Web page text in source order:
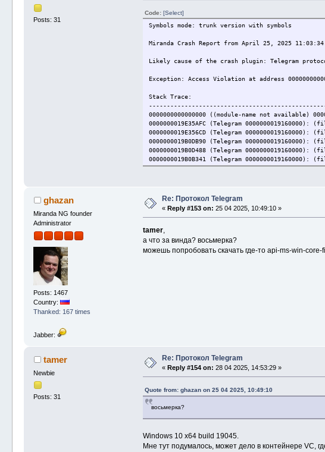
Posts: 31
Code: [Select]
Symbols mode: trunk version with symbols
Miranda Crash Report from April 25, 2025
Likely cause of the crash plugin: Telegram
Exception: Access Violation at address
Stack Trace:
0000000000000000 ((module-name not available)
0000000019E35AFC (Telegram
0000000019E356CD (Telegram
0000000019B0DB90 (Telegram
0000000019B0D488 (Telegram
0000000019B0B341 (Telegram
0000000019B0B2F6 (Telegram
0000000019E44045 (Telegram
0000000019E435A6 (Telegram
0000000019E44E05 (Telegram
0000000019E45160 (Telegram
0000000019E45564 (Telegram
0000000019E41A95 (Telegram
0000000019E41C1A (Telegram
Language pack: No language pack installed
Service Mode: No
SRMM Log Viewer: NewStory
ghazan
Miranda NG founder
Administrator
Posts: 1467
Country:
Thanked: 167 times
Jabber:
Re: Протокол Telegram
«Reply #153 on: 25 04 2025, 10:49:10 »
tamer,
а что за винда? восьмерка?
можешь попробовать скачать где-то api-ms-win-
tamer
Newbie
Posts: 31
Re: Протокол Telegram
«Reply #154 on: 28 04 2025, 14:53:29 »
Quote from: ghazan on 25 04 2025, 10:49:10
восьмерка?
Windows 10 x64 build 19045.
Мне тут подумалось, может дело в контейнере VC,